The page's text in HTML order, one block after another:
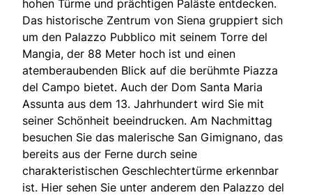
hohen Türme und prächtigen Paläste entdecken.
Das historische Zentrum von Siena gruppiert sich
um den Palazzo Pubblico mit seinem Torre del
Mangia, der 88 Meter hoch ist und einen
atemberaubenden Blick auf die berühmte Piazza
del Campo bietet. Auch der Dom Santa Maria
Assunta aus dem 13. Jahrhundert wird Sie mit
seiner Schönheit beeindrucken. Am Nachmittag
besuchen Sie das malerische San Gimignano, das
bereits aus der Ferne durch seine
charakteristischen Geschlechtertürme erkennbar
ist. Hier sehen Sie unter anderem den Palazzo del